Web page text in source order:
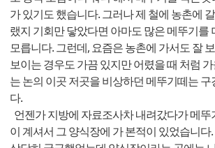
가 있기도 했습니다. 그러나 제 철에 농촌에
랬지 기회만 닿았다면 아마도 많은 메뚜기를
모릅니다. 그런데, 요즘은 농촌에 가서도 잘
보이는 경우도 가끔 있지만 어렸을 때 처럼
는 논의 이곳 저곳을 비상하던 메뚜기떼는 구
다.
언젠가 지방에 자료조사차 내려갔다가 메
이 계셔서 그 양식장에 가 본적이 있었습니다